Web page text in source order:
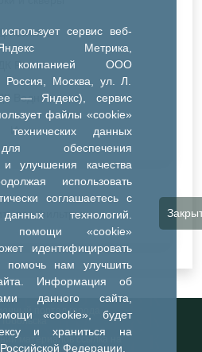
сервис веб-
Метрика,
компанией ООО
Москва, ул. Л.
— Яндекс), сервис
файлы «cookie»
данных
обеспечения
и улучшения качества
использовать
соглашаетесь с
технологий.
помощи «cookie»
идентифицировать
помочь нам улучшить
Информация об
данного сайта,
«cookie», будет
и храниться на
Федерации.
ДК Синтез
ДК Речник
Водник
Иное
все фильтры
портал города
Тобольска
материалов ссылка на
обязательна